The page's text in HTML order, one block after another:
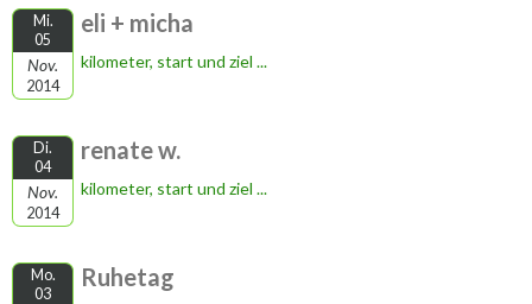
Mi.
05
Nov.
2014
eli + micha
kilometer, start und ziel ...
Di.
04
Nov.
2014
renate w.
kilometer, start und ziel ...
Mo.
03
Ruhetag